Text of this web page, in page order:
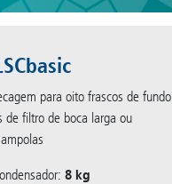
para oito frascos de fundo
de filtro de boca larga ou
8 kg